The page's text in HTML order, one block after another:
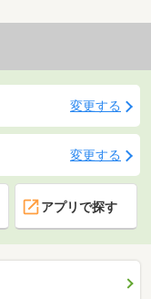
変更する
変更する
アプリで探す